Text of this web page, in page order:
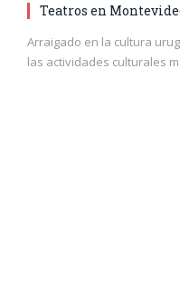
Teatros en
Arraigado en la cultura
las actividades culturales